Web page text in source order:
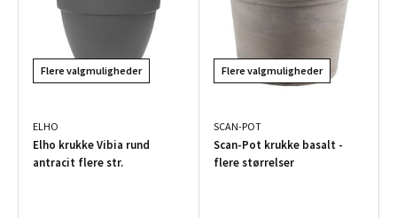
Flere valgmuligheder
ELHO
Elho krukke Vibia rund
antracit flere str.
Flere valgmuligheder
SCAN-POT
Scan-Pot krukke basalt -
flere størrelser